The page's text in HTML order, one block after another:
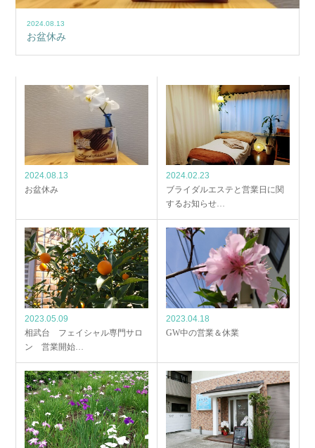
2024.08.13
お盆休み
2024.08.13
お盆休み
2024.02.23
ブライダルエステと営業日に関
するお知らせ…
2023.05.09
相武台 フェイシャル専門サロ
ン 営業開始…
2023.04.18
GW中の営業＆休業